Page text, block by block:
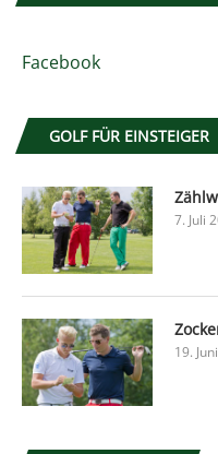
Facebook
GOLF FÜR EINSTEIGER
7. Juli
19.